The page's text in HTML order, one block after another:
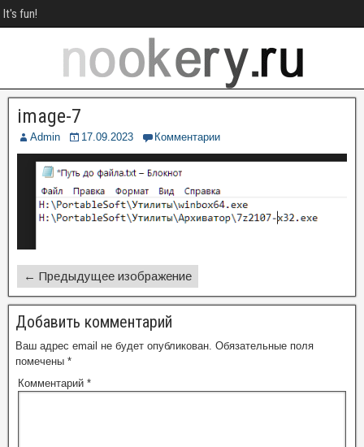
It's fun!
image-7
Admin 17.09.2023 Комментарии
← Предыдущее изображение
Добавить комментарий
Ваш адрес email не будет опубликован. Обязательные поля
помечены *
Комментарий *